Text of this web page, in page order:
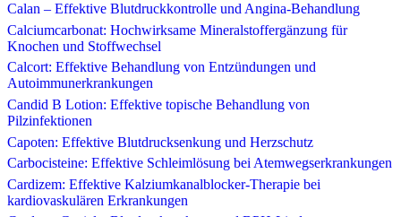
Calan – Effektive Blutdruckkontrolle und Angina-Behandlung
Calciumcarbonat: Hochwirksame Mineralstoffergänzung für
Knochen und Stoffwechsel
Calcort: Effektive Behandlung von Entzündungen und
Autoimmunerkrankungen
Candid B Lotion: Effektive topische Behandlung von
Pilzinfektionen
Capoten: Effektive Blutdrucksenkung und Herzschutz
Carbocisteine: Effektive Schleimlösung bei Atemwegserkrankungen
Cardizem: Effektive Kalziumkanalblocker-Therapie bei
kardiovaskulären Erkrankungen